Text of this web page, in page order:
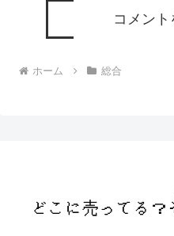
コメン
ホーム 総合